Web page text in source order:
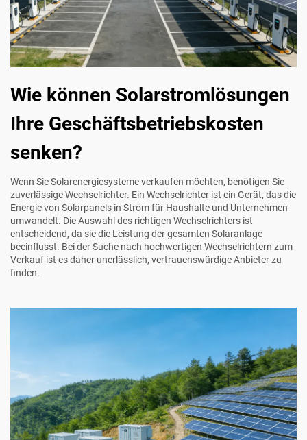
Wie können Solarstromlösungen
Ihre Geschäftsbetriebskosten
senken?
Wenn Sie Solarenergiesysteme verkaufen möchten, benötigen Sie
zuverlässige Wechselrichter. Ein Wechselrichter ist ein Gerät, das die
Energie von Solarpanels in Strom für Haushalte und Unternehmen
umwandelt. Die Auswahl des richtigen Wechselrichters ist
entscheidend, da sie die Leistung der gesamten Solaranlage
beeinflusst. Bei der Suche nach hochwertigen Wechselrichtern zum
Verkauf ist es daher unerlässlich, vertrauenswürdige Anbieter zu
finden.